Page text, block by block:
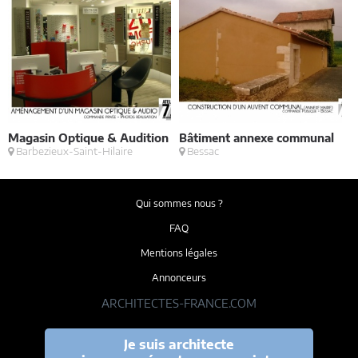
Magasin Optique & Audition
Barbezieux-Saint-Hilaire
Bâtiment annexe communal
Bessac
Qui sommes nous ?
FAQ
Mentions légales
Annonceurs
ARCHITECTES-FRANCE.COM
Je suis architecte